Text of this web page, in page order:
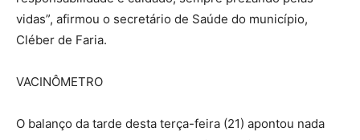
vidas”, afirmou o secretário de Saúde do município,
Cléber de Faria.
VACINÔMETRO
O balanço da tarde desta terça-feira (21) apontou nada